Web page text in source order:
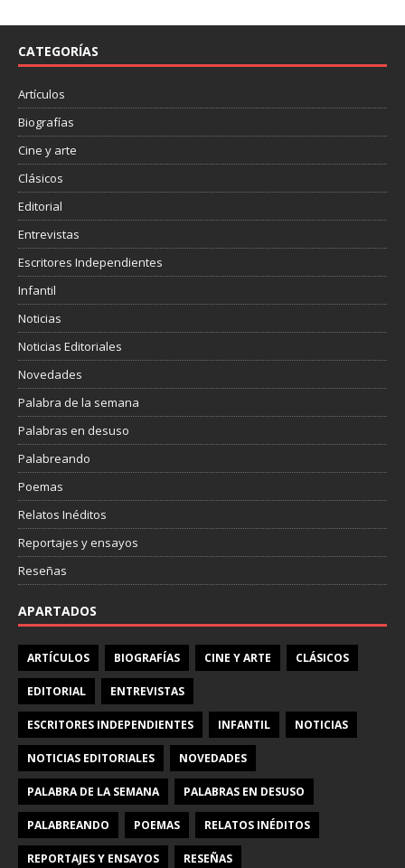
o
k
r
t
i
CATEGORÍAS
Artículos
Biografías
Cine y arte
Clásicos
Editorial
Entrevistas
Escritores Independientes
Infantil
Noticias
Noticias Editoriales
Novedades
Palabra de la semana
Palabras en desuso
Palabreando
Poemas
Relatos Inéditos
Reportajes y ensayos
Reseñas
APARTADOS
ARTÍCULOS BIOGRAFÍAS CINE Y ARTE CLÁSICOS
EDITORIAL ENTREVISTAS
ESCRITORES INDEPENDIENTES INFANTIL NOTICIAS
NOTICIAS EDITORIALES NOVEDADES
PALABRA DE LA SEMANA PALABRAS EN DESUSO
PALABREANDO POEMAS RELATOS INÉDITOS
REPORTAJES Y ENSAYOS RESEÑAS